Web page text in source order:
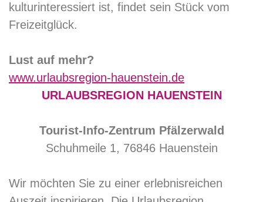
kulturinteressiert ist, findet sein Stück vom
Freizeitglück.
Lust auf mehr?
www.urlaubsregion-hauenstein.de
URLAUBSREGION HAUENSTEIN
Tourist-Info-Zentrum Pfälzerwald
Schuhmeile 1, 76846 Hauenstein
Wir möchten Sie zu einer erlebnisreichen